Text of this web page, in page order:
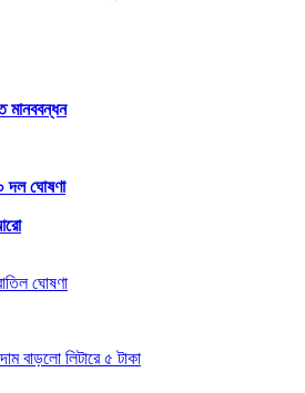
মানববন্ধন
দল ঘোষণা
ঘোষণা
বাড়লো লিটারে ৫ টাকা